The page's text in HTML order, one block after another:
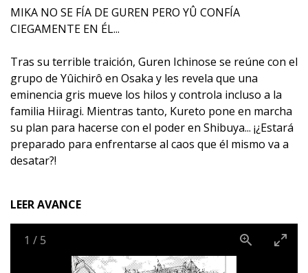
MIKA NO SE FÍA DE GUREN PERO YÛ CONFÍA
CIEGAMENTE EN ÉL...
Tras su terrible traición, Guren Ichinose se reúne con el
grupo de Yûichirô en Osaka y les revela que una
eminencia gris mueve los hilos y controla incluso a la
familia Hiiragi. Mientras tanto, Kureto pone en marcha
su plan para hacerse con el poder en Shibuya... ¡¿Estará
preparado para enfrentarse al caos que él mismo va a
desatar?!
LEER AVANCE
1 / 5